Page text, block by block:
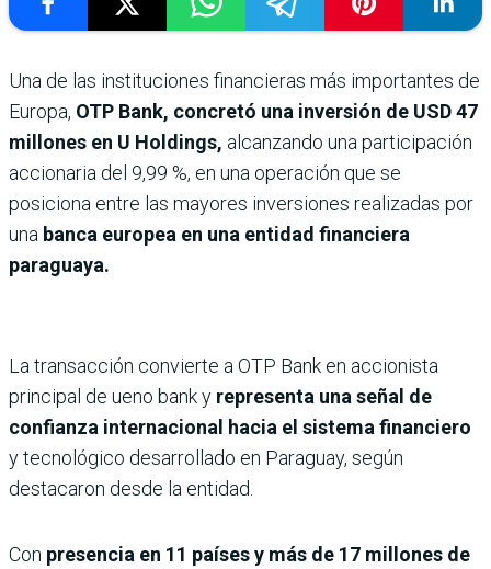
Una de las instituciones financieras más importantes de
Europa, OTP Bank, concretó una inversión de USD 47
millones en U Holdings, alcanzando una participación
accionaria del 9,99 %, en una operación que se
posiciona entre las mayores inversiones realizadas por
una banca europea en una entidad financiera
paraguaya.
La transacción convierte a OTP Bank en accionista
principal de ueno bank y representa una señal de
confianza internacional hacia el sistema financiero
y tecnológico desarrollado en Paraguay, según
destacaron desde la entidad.
Con presencia en 11 países y más de 17 millones de